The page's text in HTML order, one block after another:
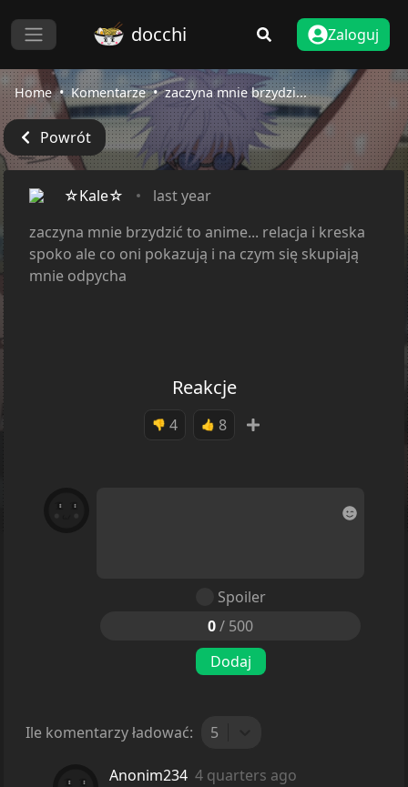
docchi Zaloguj
Home Komentarze zaczyna mnie brzydzi...
Powrót
☆Kale☆
last year
zaczyna mnie brzydzić to anime... relacja i kreska
spoko ale co oni pokazują i na czym się skupiają
mnie odpycha
Reakcje
👎 4 👍 8
Spoiler
0/ 500
Dodaj
Ile komentarzy ładować: 5
Anonim234 4 quarters ago